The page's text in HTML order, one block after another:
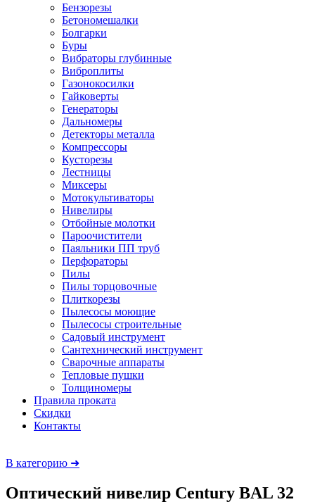
Бензорезы
Бетономешалки
Болгарки
Буры
Вибраторы глубинные
Виброплиты
Газонокосилки
Гайковерты
Генераторы
Дальномеры
Детекторы металла
Компрессоры
Кусторезы
Лестницы
Миксеры
Мотокультиваторы
Нивелиры
Отбойные молотки
Пароочистители
Паяльники ПП труб
Перфораторы
Пилы
Пилы торцовочные
Плиткорезы
Пылесосы моющие
Пылесосы строительные
Садовый инструмент
Сантехнический инструмент
Сварочные аппараты
Тепловые пушки
Толщиномеры
Правила проката
Скидки
Контакты
В категорию ➜
Оптический нивелир Century BAL 32